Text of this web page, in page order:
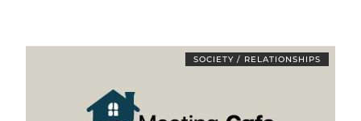
SOCIETY / RELATIONSHIPS